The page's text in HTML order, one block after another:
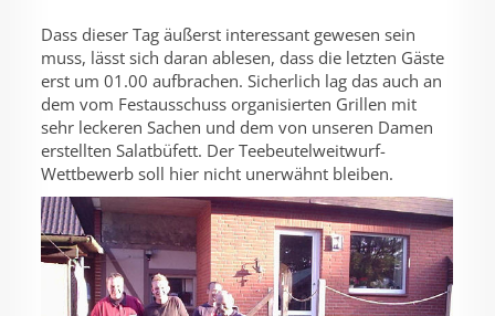
Dass dieser Tag äußerst interessant gewesen sein
muss, lässt sich daran ablesen, dass die letzten Gäste
erst um 01.00 aufbrachen. Sicherlich lag das auch an
dem vom Festausschuss organisierten Grillen mit
sehr leckeren Sachen und dem von unseren Damen
erstellten Salatbüfett. Der Teebeutelweitwurf-
Wettbewerb soll hier nicht unerwähnt bleiben.